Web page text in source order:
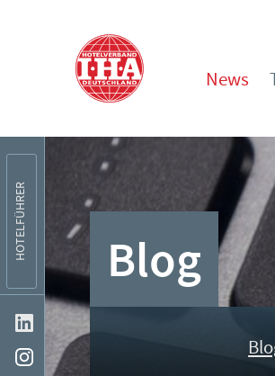
News
HOTELFÜHRER Blog